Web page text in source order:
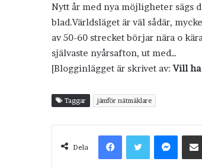
Nytt år med nya möjligheter sägs
blad.Världsläget är väl sådär,
av 50-60 strecket börjar nära o
självaste nyårsafton, ut med…
[Blogginlägget är skrivet av:Vill
Taggar jämför nätmäklare
Dela
FacebookTwitter